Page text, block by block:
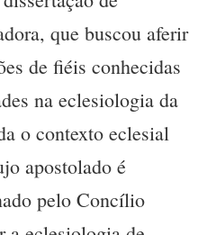
que buscou aferir
de fiéis conhecidas
na eclesiologia da
o contexto eclesial
apostolado é
pelo Concílio